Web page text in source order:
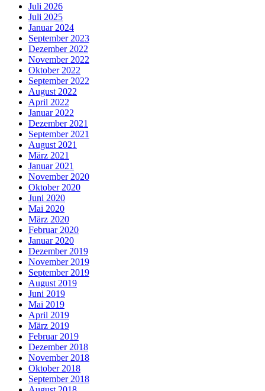
Juli 2026
Juli 2025
Januar 2024
September 2023
Dezember 2022
November 2022
Oktober 2022
September 2022
August 2022
April 2022
Januar 2022
Dezember 2021
September 2021
August 2021
März 2021
Januar 2021
November 2020
Oktober 2020
Juni 2020
Mai 2020
März 2020
Februar 2020
Januar 2020
Dezember 2019
November 2019
September 2019
August 2019
Juni 2019
Mai 2019
April 2019
März 2019
Februar 2019
Dezember 2018
November 2018
Oktober 2018
September 2018